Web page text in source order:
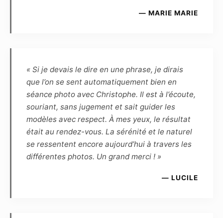
sites Internet du Photographe, ainsi que
l’exposition publique des photographies (par
exemple lors d’une exposition dans un lieu
public ou privé, galerie, salon, concours, etc.).
Le modèle ne pourra exiger aucun partage des
éventuels gains ou prix remportés en cas de
présentation par le photographe des photos
qu’il aura réalisées ou retouchées à un
– Le modèle conserve une liberté d’utilisation
— MARIE MARIE
« Si je devais le dire en une phrase, je dirais
que l’on se sent automatiquement bien en
séance photo avec Christophe. Il est à l’écoute,
souriant, sans jugement et sait guider les
modèles avec respect. À mes yeux, le résultat
était au rendez-vous. La sérénité et le naturel
se ressentent encore aujourd’hui à travers les
différentes photos. Un grand merci ! »
— LUCILE